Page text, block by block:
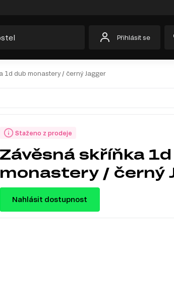
Přihlásit se
1d dub monastery / černý Jagger
Staženo z prodeje
Závěsná skříňka
monastery / černý
Nahlásit dostupnost